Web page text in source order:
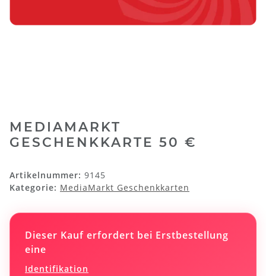
MEDIAMARKT
GESCHENKKARTE 50 €
Artikelnummer: 9145
Kategorie: MediaMarkt Geschenkkarten
Dieser Kauf erfordert bei Erstbestellung
eine
Identifikation